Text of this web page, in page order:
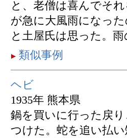
と、老僧は喜んでそ
が急に大風雨になっ
と土屋氏は思った。
類似事例
ヘビ
1935年 熊本県
鍋を買いに行った戻
つけた。蛇を追い払